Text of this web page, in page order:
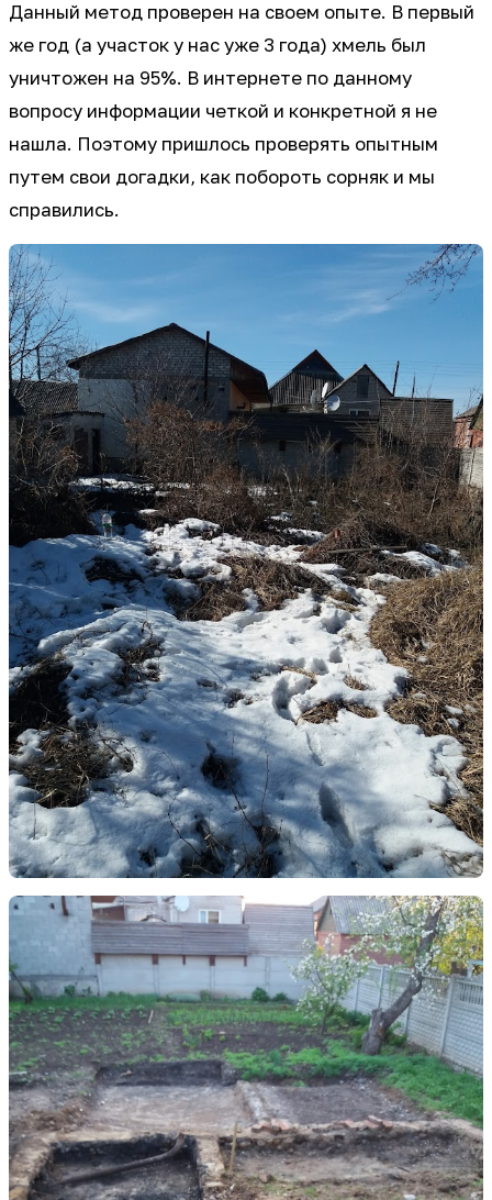
Данный метод проверен на своем опыте. В первый
же год (а участок у нас уже 3 года) хмель был
уничтожен на 95%. В интернете по данному
вопросу информации четкой и конкретной я не
нашла. Поэтому пришлось проверять опытным
путем свои догадки, как побороть сорняк и мы
справились.